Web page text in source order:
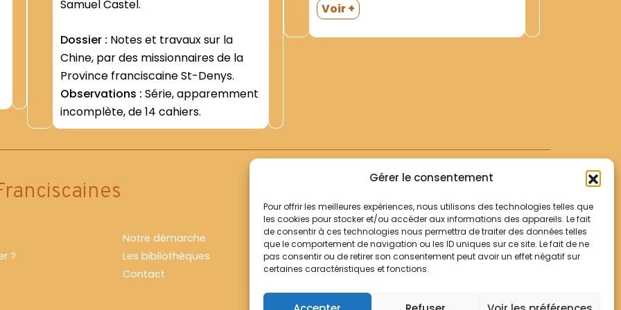
Gérer le consentement
Pour offrir les meilleures expériences, nous utilisons des technologies telles que
les cookies pour stocker et/ou accéder aux informations des appareils. Le fait
de consentir à ces technologies nous permettra de traiter des données telles
que le comportement de navigation ou les ID uniques sur ce site. Le fait de ne
pas consentir ou de retirer son consentement peut avoir un effet négatif sur
certaines caractéristiques et fonctions.
Samuel Castel.
Dossier : Notes et travaux sur la
Chine, par des missionnaires de la
Province franciscaine St-Denys.
Observations : Série, apparemment
incomplète, de 14 cahiers.
mars 1929; Chowwuvang- 9 janv.
1939). Dans une grande enveloppe. P.
Albert DIGARD. Lettres au Min. Prov.
Voir +
?
Notre démarche
Les bibliothèques
Contact
Votre panier
Mentions légales
Politique de cookies
© Archives Franciscaines 2025